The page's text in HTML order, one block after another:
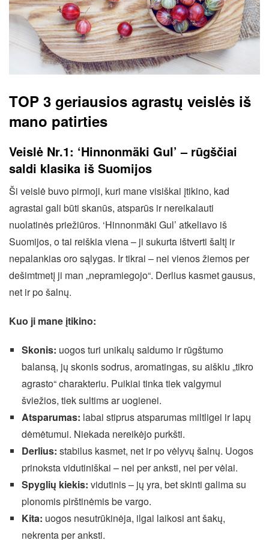
TOP 3 geriausios agrastų veislės iš
mano patirties
Veislė Nr.1: ‘Hinnonmäki Gul’ – rūgščiai
saldi klasika iš Suomijos
Ši veislė buvo pirmoji, kuri mane visiškai įtikino, kad
agrastai gali būti skanūs, atsparūs ir nereikalauti
nuolatinės priežiūros. ‘Hinnonmäki Gul’ atkeliavo iš
Suomijos, o tai reiškia viena – ji sukurta ištverti šaltį ir
nepalankias oro sąlygas. Ir tikrai – nei vienos žiemos per
dešimtmetį ji man „nepramiegojo“. Derlius kasmet gausus,
net ir po šalnų.
Kuo ji mane įtikino:
Skonis: uogos turi unikalų saldumo ir rūgštumo
balansą, jų skonis sodrus, aromatingas, su aiškiu „tikro
agrasto“ charakteriu. Puikiai tinka tiek valgymui
šviežios, tiek sultims ar uogienei.
Atsparumas: labai stiprus atsparumas miltligei ir lapų
dėmėtumui. Niekada nereikėjo purkšti.
Derlius: stabilus kasmet, net ir po vėlyvų šalnų. Uogos
prinoksta vidutiniškai – nei per anksti, nei per vėlai.
Spyglių kiekis: vidutinis – jų yra, bet skinti galima su
plonomis pirštinėmis be vargo.
Kita: uogos nesutrūkinėja, ilgai laikosi ant šakų,
nekrenta per anksti.